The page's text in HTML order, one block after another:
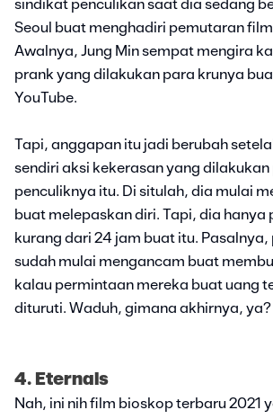
sindikat penculikan saat dia sedang
Seoul buat menghadiri pemutaran
Awalnya, Jung Min sempat mengira
prank yang dilakukan para krunya
YouTube.
Tapi, anggapan itu jadi berubah
sendiri aksi kekerasan yang dilakukan
penculiknya itu. Di situlah, dia mulai
buat melepaskan diri. Tapi, dia hanya
kurang dari 24 jam buat itu. Pasalnya,
sudah mulai mengancam buat
kalau permintaan mereka buat uang
dituruti. Waduh, gimana akhirnya, ya?
4. Eternals
Nah, ini nih film bioskop terbaru 2021